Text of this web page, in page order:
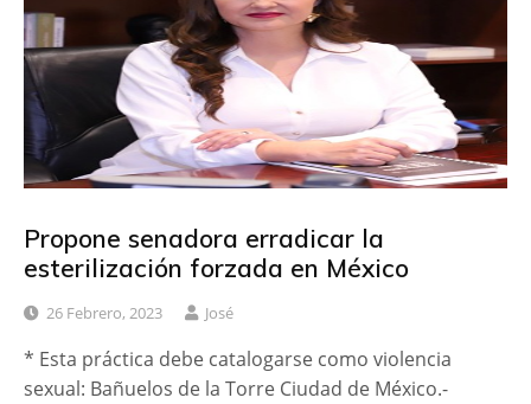
Propone senadora erradicar la
esterilización forzada en México
26 Febrero, 2023 José
* Esta práctica debe catalogarse como violencia
sexual: Bañuelos de la Torre Ciudad de México.-